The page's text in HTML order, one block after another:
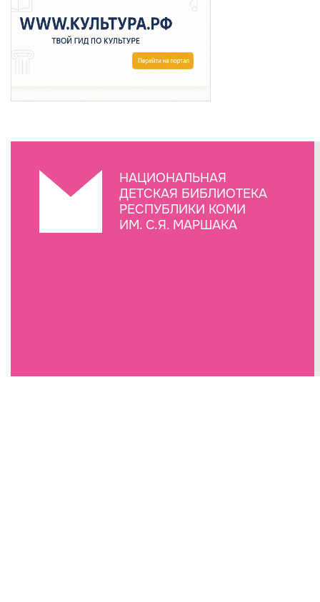
НАЦИОНАЛЬНАЯ
ДЕТСКАЯ БИБЛИОТЕКА
РЕСПУБЛИКИ КОМИ
ИМ. С.Я. МАРШАКА